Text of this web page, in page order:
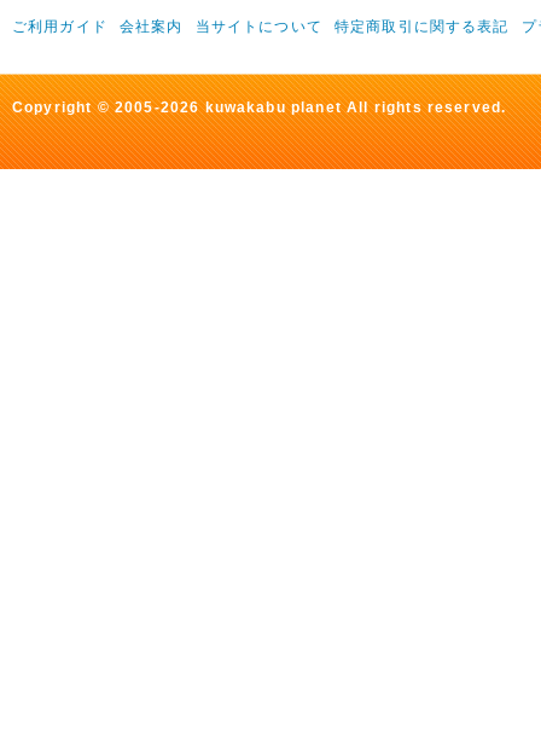
ご利用ガイド 会社案内 当サイトについて 特定商取引に関する表記 プ
Copyright © 2005-2026 kuwakabu planet All rights reserved.